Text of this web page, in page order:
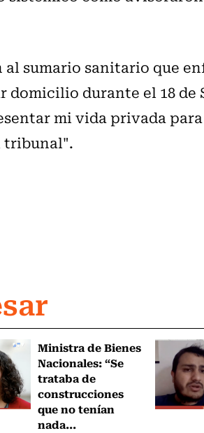
sumario sanitario que
domicilio durante el 18 de
mi vida privada
tribunal".
Ministra de Bienes
Nacionales: “Se
trataba de
construcciones
que no tenían
nada...